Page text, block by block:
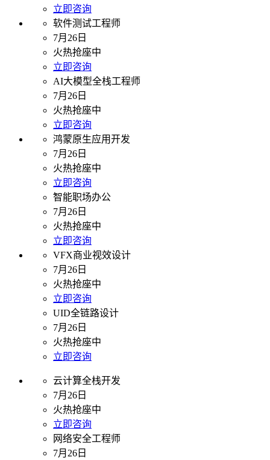
立即咨询
软件测试工程师
7月26日
火热抢座中
立即咨询
AI大模型全栈工程师
7月26日
火热抢座中
立即咨询
鸿蒙原生应用开发
7月26日
火热抢座中
立即咨询
智能职场办公
7月26日
火热抢座中
立即咨询
VFX商业视效设计
7月26日
火热抢座中
立即咨询
UID全链路设计
7月26日
火热抢座中
立即咨询
云计算全栈开发
7月26日
火热抢座中
立即咨询
网络安全工程师
7月26日